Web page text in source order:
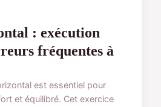
: exécution
fréquentes à
est essentiel pour
et équilibré. Cet exercice